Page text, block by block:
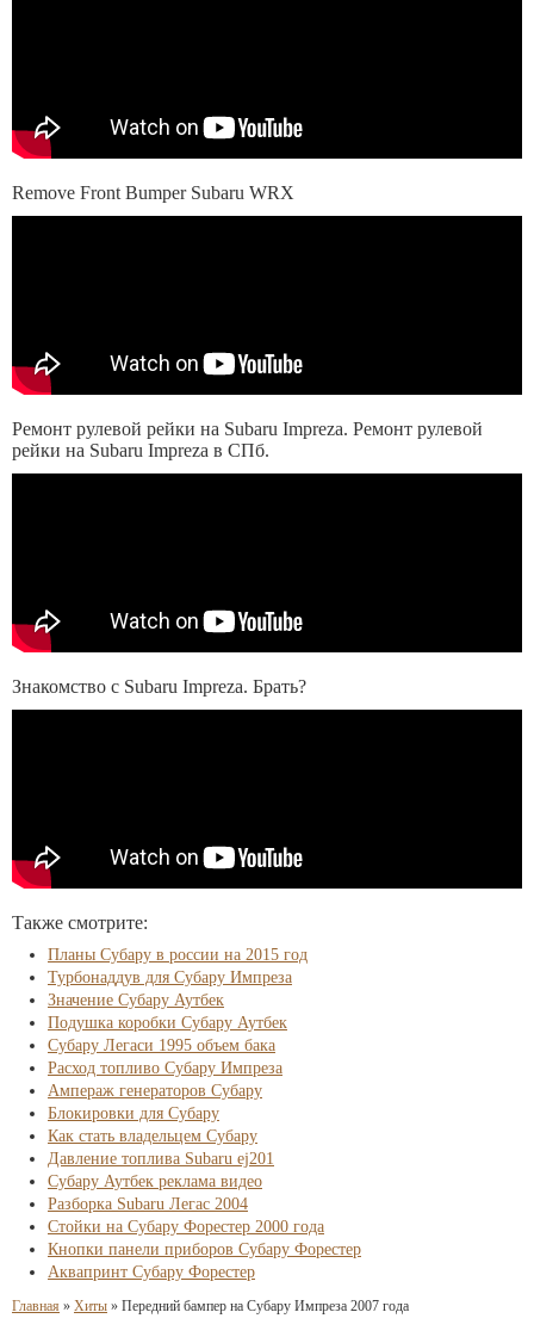
Remove Front Bumper Subaru WRX
Ремонт рулевой рейки на Subaru Impreza. Ремонт рулевой
рейки на Subaru Impreza в СПб.
Знакомство с Subaru Impreza. Брать?
Также смотрите:
Планы Субару в россии на 2015 год
Турбонаддув для Субару Импреза
Значение Субару Аутбек
Подушка коробки Субару Аутбек
Субару Легаси 1995 объем бака
Расход топливо Субару Импреза
Ампераж генераторов Субару
Блокировки для Субару
Как стать владельцем Субару
Давление топлива Subaru ej201
Субару Аутбек реклама видео
Разборка Subaru Легас 2004
Стойки на Субару Форестер 2000 года
Кнопки панели приборов Субару Форестер
Аквапринт Субару Форестер
Главная » Хиты » Передний бампер на Субару Импреза 2007 года